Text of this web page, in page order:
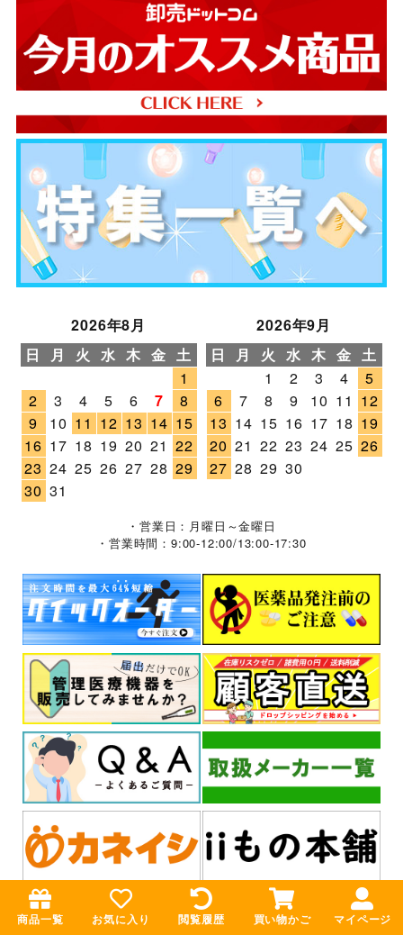
2026年8月
日
月 火 水 木 金 土
1
2
3 4 5 6 7
8
9
10 11 12 13 14 15
16 17 18 19 20 21 22
23 24 25 26 27 28 29
30 31
2026年9月
日
月 火 水 木 金 土
1
2 3 4
5
6
7 8 9 10 11 12
13 14 15 16 17 18 19
20 21 22 23 24 25 26
27 28 29 30
・営業日：月曜日～金曜日
・営業時間：9:00-12:00/13:00-17:30
商品一覧 お気に入り 閲覧履歴 買い物かご マイページ